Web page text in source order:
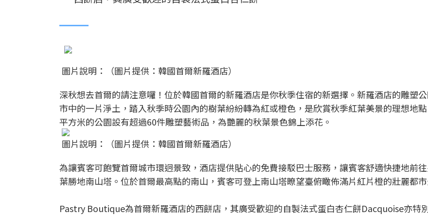
圖片說明：（圖片提供：韓國首爾新羅酒店）
深秋想去首爾的請注意囉！位於韓國首爾的新羅酒店是你秋季住宿的新選擇。新羅酒店的雕塑
市中的一片淨土，踏入秋季時公園內的樹葉紛紛轉為紅或橙色，是欣賞秋季紅葉美景的理想地
平方米的公園設有超過60件雕塑藝術品，為艷麗的秋葉景色錦上添花。
圖片說明：（圖片提供：韓國首爾新羅酒店）
為讓賓客可飽覽首爾城市環迥景致，酒店提供貼心的免費接駁巴士服務，讓賓客舒適快捷地前
葉勝地南山塔。位於首爾最高點的南山，賓客可登上南山塔瞭望臺俯瞰佈滿片紅片橙的壯麗都市
Pastry Boutique為首爾新羅酒店的西餅店，其廣受歡迎的自製法式蛋白杏仁餅Dacquoise亦特